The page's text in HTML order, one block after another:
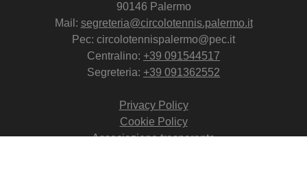
90146 Palermo
Mail: segreteria@circolotennis.palermo.it
Pec: circolotennispalermo@pec.it
Centralino: +39 091544517
Segreteria: +39 091362552
Privacy Policy
Cookie Policy
Associazione trasparente